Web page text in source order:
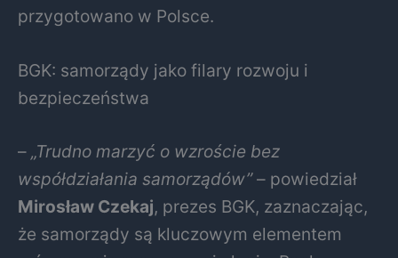
przygotowano w Polsce.
BGK: samorządy jako filary rozwoju i
bezpieczeństwa
– „Trudno marzyć o wzroście bez
współdziałania samorządów”– powiedział
Mirosław Czekaj, prezes BGK, zaznaczając,
że samorządy są kluczowym elementem